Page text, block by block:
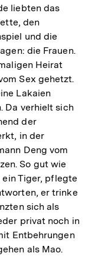
liebten das
den
und die
die Frauen.
Heirat
Sex gehetzt.
Lakaien
Da verhielt sich
der
in der
Deng vom
So gut wie
ein Tiger, pflegte
er trinke
sich als
privat noch in
Entbehrungen
als Mao.